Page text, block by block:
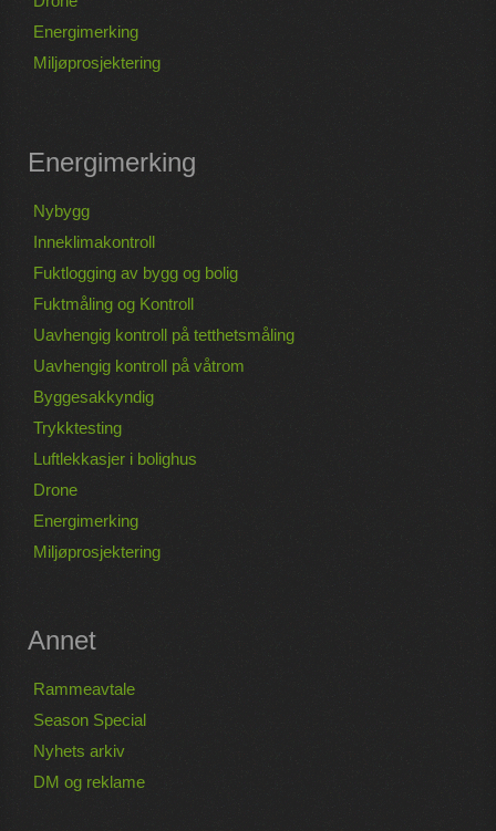
Energimerking
Miljøprosjektering
Energimerking
Nybygg
Inneklimakontroll
Fuktlogging av bygg og bolig
Fuktmåling og Kontroll
Uavhengig kontroll på tetthetsmåling
Uavhengig kontroll på våtrom
Byggesakkyndig
Trykktesting
Luftlekkasjer i bolighus
Drone
Energimerking
Miljøprosjektering
Annet
Rammeavtale
Season Special
Nyhets arkiv
DM og reklame